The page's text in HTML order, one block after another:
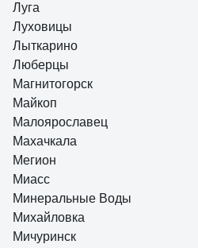
Луга
Луховицы
Лыткарино
Люберцы
Магнитогорск
Майкоп
Малоярославец
Махачкала
Мегион
Миасс
Минеральные Воды
Михайловка
Мичуринск